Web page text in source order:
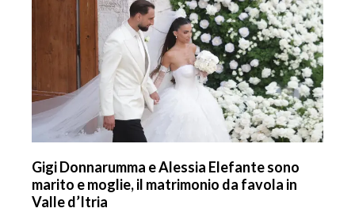
Gigi Donnarumma e Alessia Elefante sono
marito e moglie, il matrimonio da favola in
Valle d’Itria